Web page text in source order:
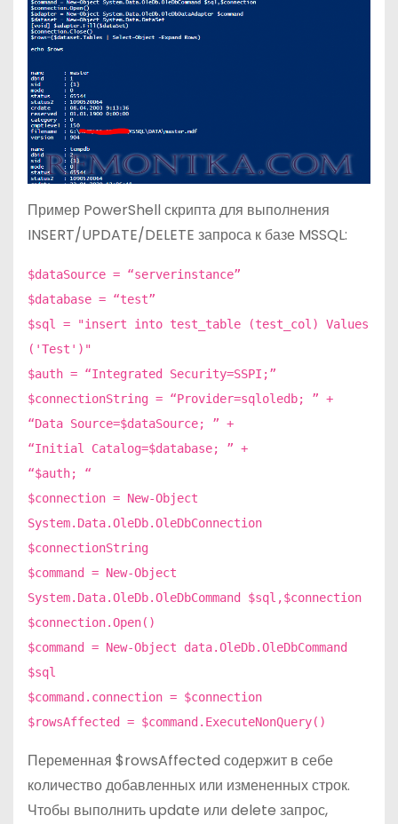
Пример PowerShell скрипта для выполнения
INSERT/UPDATE/DELETE запроса к базе MSSQL:
$dataSource = “serverinstance”
$database = “test”
$sql = "insert into test_table (test_col) Values
('Test')"
$auth = “Integrated Security=SSPI;”
$connectionString = “Provider=sqloledb; ” +
“Data Source=$dataSource; ” +
“Initial Catalog=$database; ” +
“$auth; “
$connection = New-Object
System.Data.OleDb.OleDbConnection
$connectionString
$command = New-Object
System.Data.OleDb.OleDbCommand $sql,$connection
$connection.Open()
$command = New-Object data.OleDb.OleDbCommand
$sql
$command.connection = $connection
$rowsAffected = $command.ExecuteNonQuery()
Переменная $rowsAffected содержит в себе
количество добавленных или измененных строк.
Чтобы выполнить update или delete запрос,